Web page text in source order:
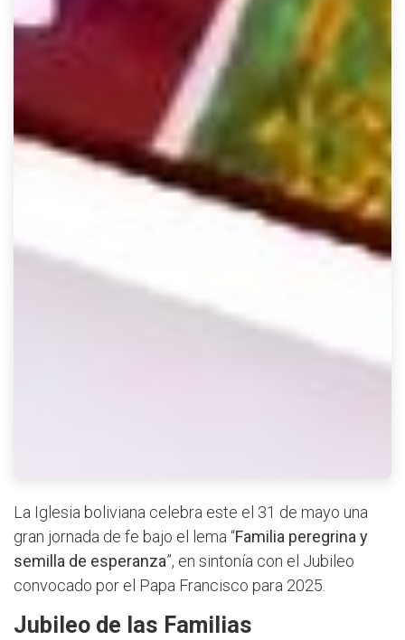
La Iglesia boliviana celebra este el 31 de mayo una
gran jornada de fe bajo el lema “Familia peregrina y
semilla de esperanza”, en sintonía con el Jubileo
convocado por el Papa Francisco para 2025.
Jubileo de las Familias